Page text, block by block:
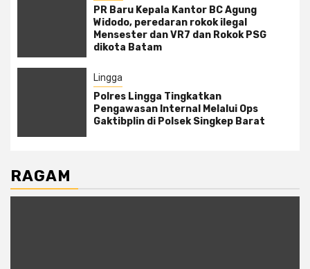
PR Baru Kepala Kantor BC Agung
Widodo, peredaran rokok ilegal
Mensester dan VR7 dan Rokok PSG
dikota Batam
Lingga
Polres Lingga Tingkatkan
Pengawasan Internal Melalui Ops
Gaktibplin di Polsek Singkep Barat
RAGAM